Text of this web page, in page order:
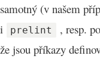
samotný (v našem
i
prelint , resp.
že jsou příkazy